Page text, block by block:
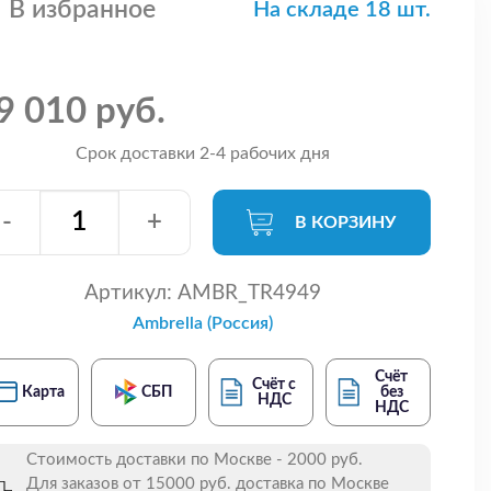
В избранное На складе 18 шт.
010 руб.
Срок доставки 2-4 рабочих дня
- + В КОРЗИНУ
Артикул: AMBR_TR4949
Ambrella (Россия)
Карта СБП
Счёт с
НДС
Счёт
без
НДС
Стоимость доставки по Москве - 2000 руб.
Для заказов от 15000 руб. доставка по Москве